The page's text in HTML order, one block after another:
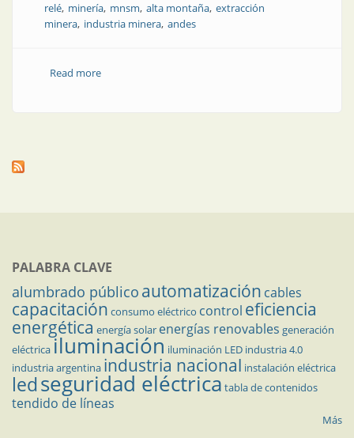
relé minería mnsm alta montaña extracción
minera industria minera andes
Read moreabout Operación eléctrica de altura
PALABRA CLAVE
alumbrado público automatización cables
capacitación consumo eléctrico control eficiencia
energética energía solar energías renovables generación
eléctricailuminación iluminación LED industria 4.0
industria argentina industria nacional instalación eléctrica
ledseguridad eléctrica tabla de contenidos
tendido de líneas
Más